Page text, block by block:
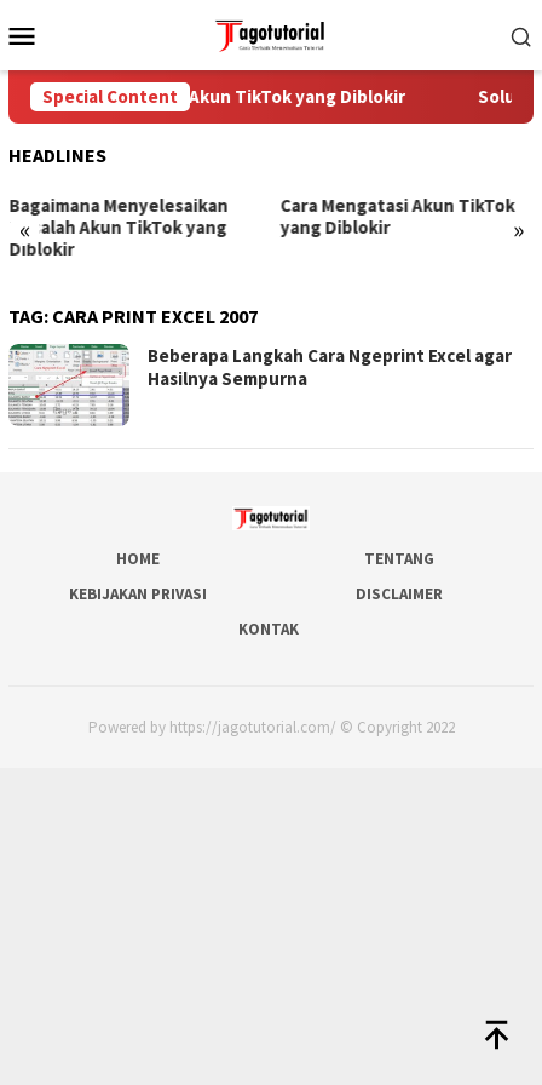
to
Menu
Special Content
Cara Mengatasi Akun TikTok yang Diblokir Solusi
HEADLINES
« »
Bagaimana Menyelesaikan
Masalah Akun TikTok yang
Diblokir
Cara Mengatasi Akun TikTok
yang Diblokir
TAG: CARA PRINT EXCEL 2007
Beberapa Langkah Cara Ngeprint Excel agar
Hasilnya Sempurna
HOME
TENTANG
KEBIJAKAN PRIVASI
DISCLAIMER
KONTAK
Powered by https://jagotutorial.com/ © Copyright 2022